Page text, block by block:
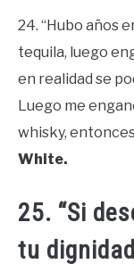
24. “Hubo años
tequila, luego
en realidad se
Luego me
whisky,
White.
25. “Si
tu